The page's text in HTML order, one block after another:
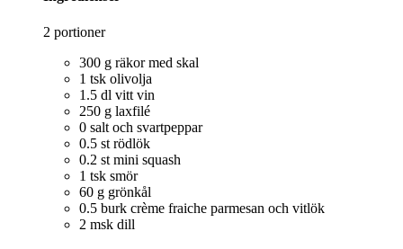
2 portioner
300 g räkor med skal
1 tsk olivolja
1.5 dl vitt vin
250 g laxfilé
0 salt och svartpeppar
0.5 st rödlök
0.2 st mini squash
1 tsk smör
60 g grönkål
0.5 burk crème fraiche parmesan och vitlök
2 msk dill